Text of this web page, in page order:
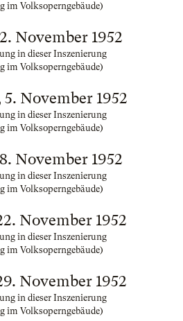
im Volksoperngebäude)
November 1952
in dieser Inszenierung
im Volksoperngebäude)
November 1952
in dieser Inszenierung
im Volksoperngebäude)
November 1952
in dieser Inszenierung
im Volksoperngebäude)
November 1952
in dieser Inszenierung
im Volksoperngebäude)
November 1952
in dieser Inszenierung
im Volksoperngebäude)